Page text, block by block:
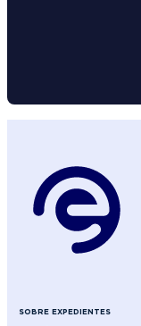
SOBRE EXPEDIENTES